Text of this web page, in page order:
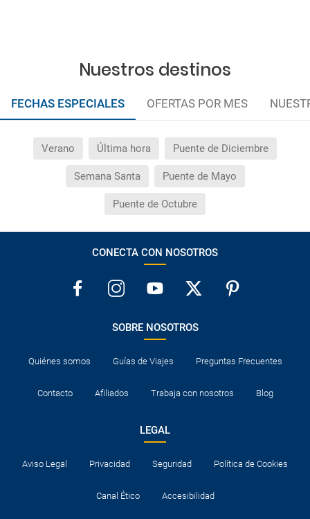
Nuestros destinos
FECHAS ESPECIALES OFERTAS POR MES
Verano Última hora Puente de Diciembre
Semana Santa Puente de Mayo
Puente de Octubre
CONECTA CON NOSOTROS
SOBRE NOSOTROS
Quiénes somos Guías de Viajes Preguntas Frecuentes
Contacto Afiliados Trabaja con nosotros Blog
LEGAL
Aviso Legal Privacidad Seguridad Política de Cookies
Canal Ético Accesibilidad